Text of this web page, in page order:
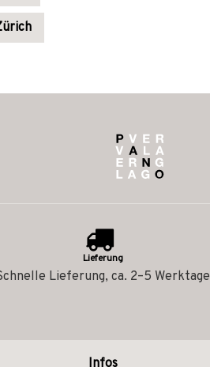
Lieferung
Lieferung, ca. 2–5 Werktage
Infos